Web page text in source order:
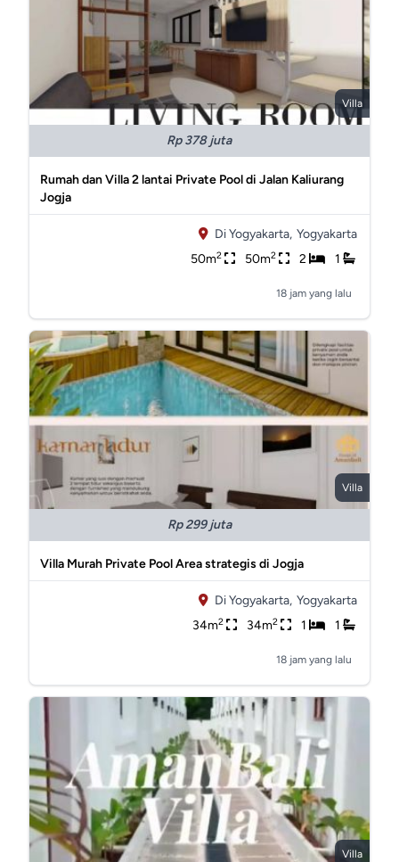
Villa
Rp 378 juta
Rumah dan Villa 2 lantai Private Pool di Jalan Kaliurang
Jogja
Di Yogyakarta, Yogyakarta
50m2 50m2 2 1
18 jam yang lalu
Villa
Rp 299 juta
Villa Murah Private Pool Area strategis di Jogja
Di Yogyakarta, Yogyakarta
34m2 34m2 1 1
18 jam yang lalu
Villa